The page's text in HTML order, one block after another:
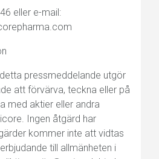
eller e-mail:
pressmeddelande utgör
att förvärva, teckna eller på
med aktier eller andra
Ingen åtgärd har
kommer inte att vidtas
till allmänheten i